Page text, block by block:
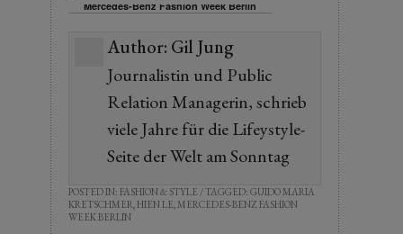
Author: Gil Jung
Journalistin und Public
Relation Managerin, schrieb
viele Jahre für die Lifeystyle-
Seite der Welt am Sonntag
POSTED IN: FASHION & STYLE / TAGGED: GUIDO MARIA
KRETSCHMER,HIEN LE,MERCEDES-BENZ FASHION
WEEK BERLIN